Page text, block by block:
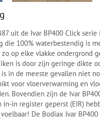
uit de Ivar BP400 Click
die 100% waterbestendig is
op elke vlakke ondergrond
is door zijn geringe dikte
in de meeste gevallen niet
voor vloerverwarming en
Bovendien zijn de Ivar
in register geperst (EIR)
De Bodiax Ivar